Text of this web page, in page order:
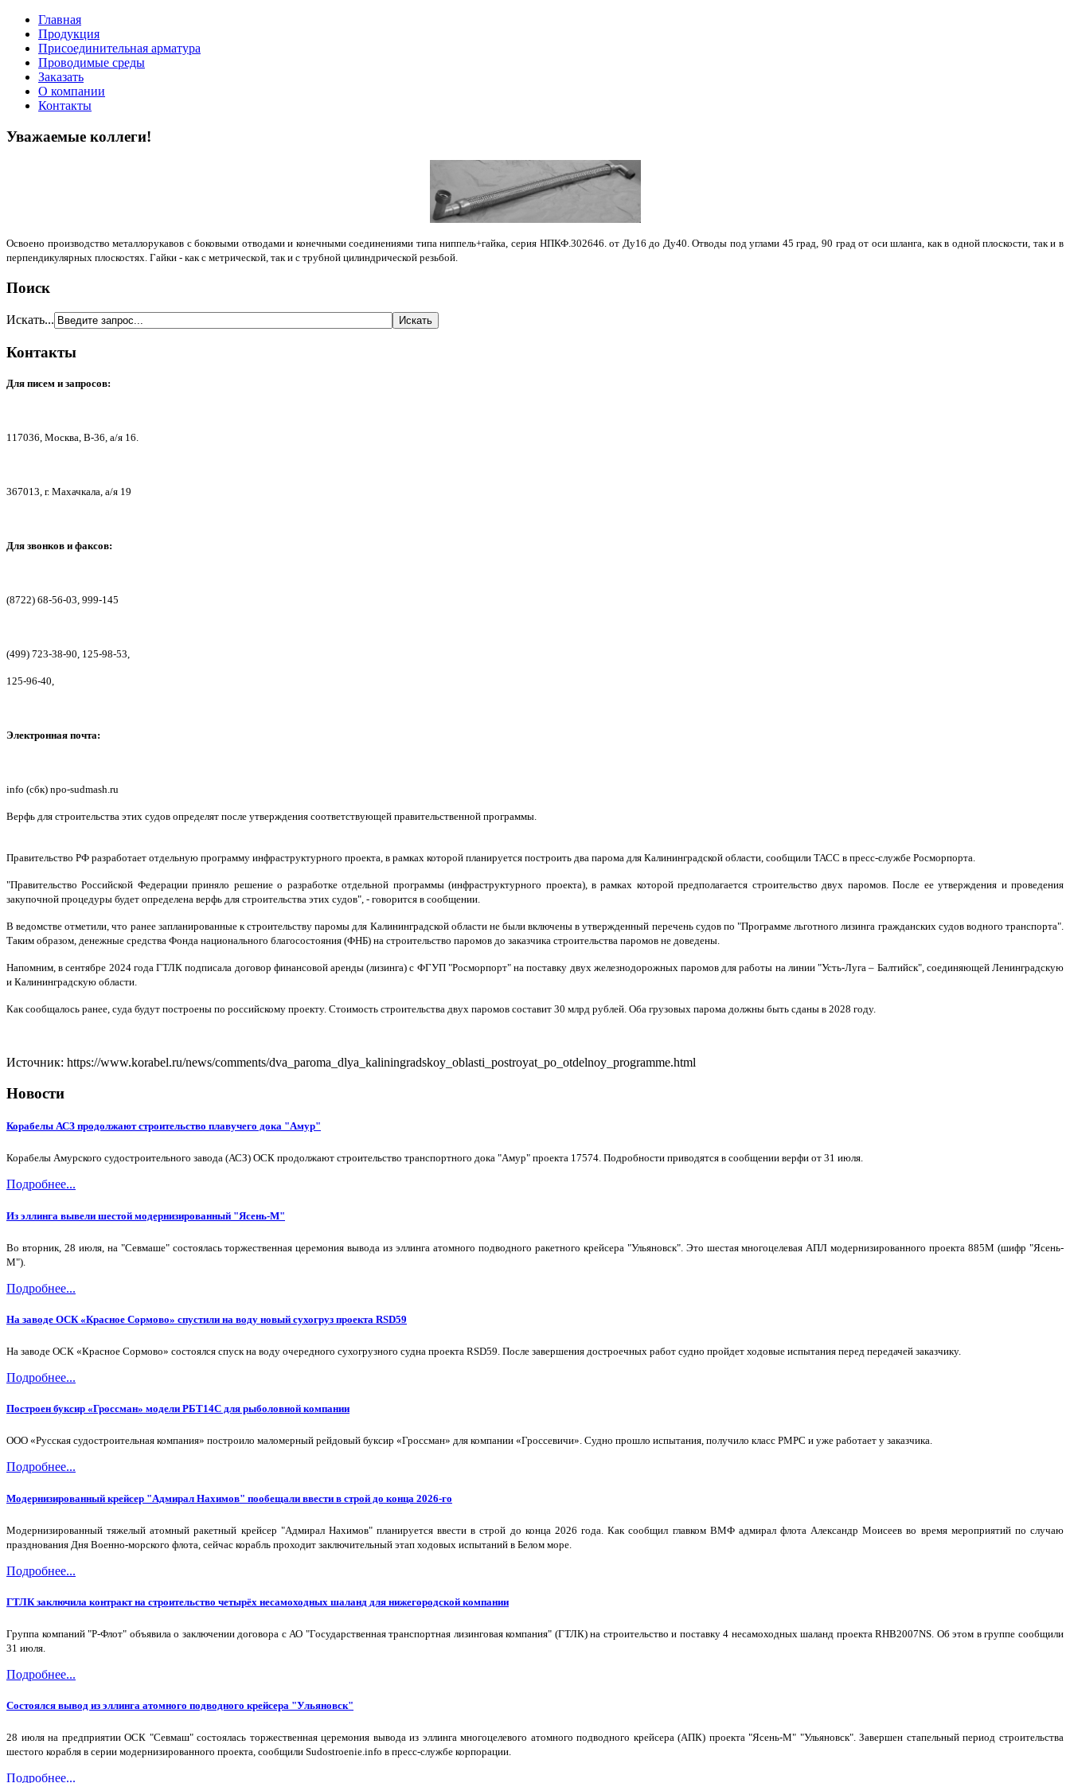
Главная
Продукция
Присоединительная арматура
Проводимые среды
Заказать
О компании
Контакты
Уважаемые коллеги!
Освоено производство металлорукавов с боковыми отводами и конечными соединениями типа ниппель+гайка, серия НПКФ.302646. от Ду16 до Ду40. Отводы под углами 45 град, 90 град от оси шланга, как в одной плоскости, так и в
перпендикулярных плоскостях. Гайки - как с метрической, так и с трубной цилиндрической резьбой.
Поиск
Искать...
Контакты
Для писем и запросов:
117036, Москва, В-36, а/я 16.
367013, г. Махачкала, а/я 19
Для звонков и факсов:
(8722) 68-56-03, 999-145
(499) 723-38-90, 125-98-53,
125-96-40,
Электронная почта:
info (сбк) npo-sudmash.ru
Верфь для строительства этих судов определят после утверждения соответствующей правительственной программы.
Правительство РФ разработает отдельную программу инфраструктурного проекта, в рамках которой планируется построить два парома для Калининградской области, сообщили ТАСС в пресс-службе Росморпорта.
"Правительство Российской Федерации приняло решение о разработке отдельной программы (инфраструктурного проекта), в рамках которой предполагается строительство двух паромов. После ее утверждения и проведения
закупочной процедуры будет определена верфь для строительства этих судов", - говорится в сообщении.
В ведомстве отметили, что ранее запланированные к строительству паромы для Калининградской области не были включены в утвержденный перечень судов по "Программе льготного лизинга гражданских судов водного транспорта".
Таким образом, денежные средства Фонда национального благосостояния (ФНБ) на строительство паромов до заказчика строительства паромов не доведены.
Напомним, в сентябре 2024 года ГТЛК подписала договор финансовой аренды (лизинга) с ФГУП "Росморпорт" на поставку двух железнодорожных паромов для работы на линии "Усть-Луга – Балтийск", соединяющей Ленинградскую
и Калининградскую области.
Как сообщалось ранее, суда будут построены по российскому проекту. Стоимость строительства двух паромов составит 30 млрд рублей. Оба грузовых парома должны быть сданы в 2028 году.
Источник: https://www.korabel.ru/news/comments/dva_paroma_dlya_kaliningradskoy_oblasti_postroyat_po_otdelnoy_programme.html
Новости
Корабелы АСЗ продолжают строительство плавучего дока "Амур"
Корабелы Амурского судостроительного завода (АСЗ) ОСК продолжают строительство транспортного дока "Амур" проекта 17574. Подробности приводятся в сообщении верфи от 31 июля.
Подробнее...
Из эллинга вывели шестой модернизированный "Ясень-М"
Во вторник, 28 июля, на "Севмаше" состоялась торжественная церемония вывода из эллинга атомного подводного ракетного крейсера "Ульяновск". Это шестая многоцелевая АПЛ модернизированного проекта 885М (шифр "Ясень-
М").
Подробнее...
На заводе ОСК «Красное Сормово» спустили на воду новый сухогруз проекта RSD59
На заводе ОСК «Красное Сормово» состоялся спуск на воду очередного сухогрузного судна проекта RSD59. После завершения достроечных работ судно пройдет ходовые испытания перед передачей заказчику.
Подробнее...
Построен буксир «Гроссман» модели РБТ14С для рыболовной компании
ООО «Русская судостроительная компания» построило маломерный рейдовый буксир «Гроссман» для компании «Гроссевичи». Судно прошло испытания, получило класс РМРС и уже работает у заказчика.
Подробнее...
Модернизированный крейсер "Адмирал Нахимов" пообещали ввести в строй до конца 2026-го
Модернизированный тяжелый атомный ракетный крейсер "Адмирал Нахимов" планируется ввести в строй до конца 2026 года. Как сообщил главком ВМФ адмирал флота Александр Моисеев во время мероприятий по случаю
празднования Дня Военно-морского флота, сейчас корабль проходит заключительный этап ходовых испытаний в Белом море.
Подробнее...
ГТЛК заключила контракт на строительство четырёх несамоходных шаланд для нижегородской компании
Группа компаний "Р-Флот" объявила о заключении договора с АО "Государственная транспортная лизинговая компания" (ГТЛК) на строительство и поставку 4 несамоходных шаланд проекта RHB2007NS. Об этом в группе сообщили
31 июля.
Подробнее...
Состоялся вывод из эллинга атомного подводного крейсера "Ульяновск"
28 июля на предприятии ОСК "Севмаш" состоялась торжественная церемония вывода из эллинга многоцелевого атомного подводного крейсера (АПК) проекта "Ясень-М" "Ульяновск". Завершен стапельный период строительства
шестого корабля в серии модернизированного проекта, сообщили Sudostroenie.info в пресс-службе корпорации.
Подробнее...